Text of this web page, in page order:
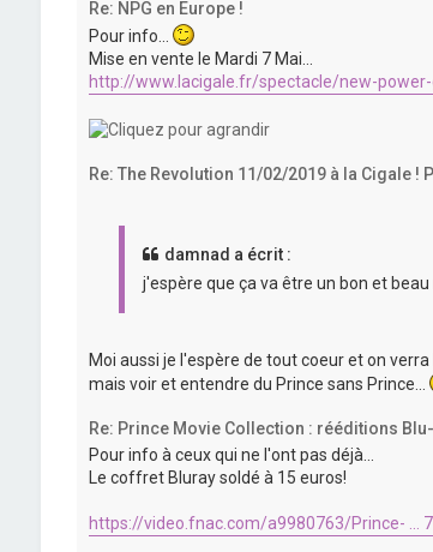
Re: NPG en Europe !
Pour info...
Mise en vente le Mardi 7 Mai...
http://www.lacigale.fr/spectacle/new-
Re: The Revolution 11/02/2019 à la Cigale !
damnad a écrit :
j'espère que ça va être un bon et beau
Moi aussi je l'espère de tout coeur et on verra
mais voir et entendre du Prince sans Prince...
Re: Prince Movie Collection : rééditions
Pour info à ceux qui ne l'ont pas déjà...
Le coffret Bluray soldé à 15 euros!
https://video.fnac.com/a9980763/Prince- ...